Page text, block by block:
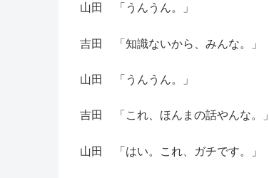
山田 「うんうん。」
吉田 「知識ないから、みんな。」
山田 「うんうん。」
吉田 「これ、ほんまの話やんな。」
山田 「はい。これ、ガチです。」